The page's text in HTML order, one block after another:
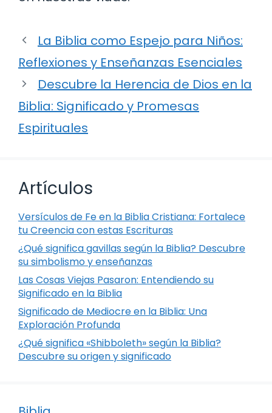
La Biblia como Espejo para Niños:
Reflexiones y Enseñanzas Esenciales
Descubre la Herencia de Dios en la
Biblia: Significado y Promesas
Espirituales
Artículos
Versículos de Fe en la Biblia Cristiana: Fortalece
tu Creencia con estas Escrituras
¿Qué significa gavillas según la Biblia? Descubre
su simbolismo y enseñanzas
Las Cosas Viejas Pasaron: Entendiendo su
Significado en la Biblia
Significado de Mediocre en la Biblia: Una
Exploración Profunda
¿Qué significa «Shibboleth» según la Biblia?
Descubre su origen y significado